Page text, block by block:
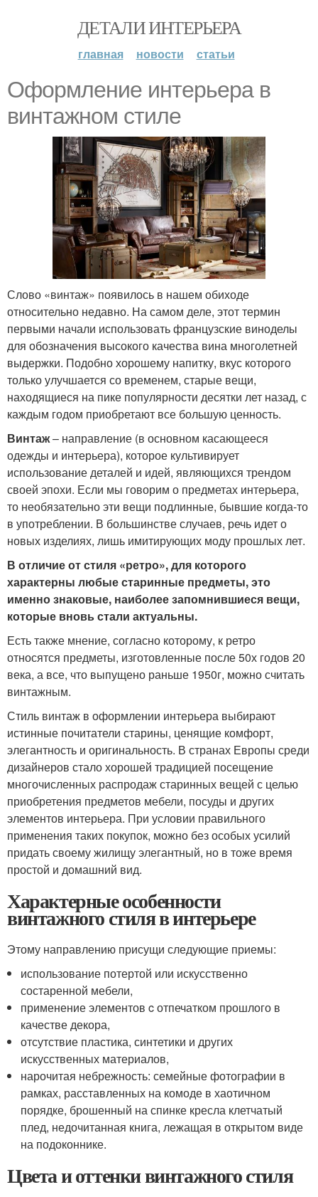
ДЕТАЛИ ИНТЕРЬЕРА
главная новости статьи
Оформление интерьера в
винтажном стиле
Слово «винтаж» появилось в нашем обиходе
относительно недавно. На самом деле, этот термин
первыми начали использовать французские виноделы
для обозначения высокого качества вина многолетней
выдержки. Подобно хорошему напитку, вкус которого
только улучшается со временем, старые вещи,
находящиеся на пике популярности десятки лет назад, с
каждым годом приобретают все большую ценность.
Винтаж– направление (в основном касающееся
одежды и интерьера), которое культивирует
использование деталей и идей, являющихся трендом
своей эпохи. Если мы говорим о предметах интерьера,
то необязательно эти вещи подлинные, бывшие когда-то
в употреблении. В большинстве случаев, речь идет о
новых изделиях, лишь имитирующих моду прошлых лет.
В отличие от стиля «ретро», для которого
характерны любые старинные предметы, это
именно знаковые, наиболее запомнившиеся вещи,
которые вновь стали актуальны.
Есть также мнение, согласно которому, к ретро
относятся предметы, изготовленные после 50х годов 20
века, а все, что выпущено раньше 1950г, можно считать
винтажным.
Стиль винтаж в оформлении интерьера выбирают
истинные почитатели старины, ценящие комфорт,
элегантность и оригинальность. В странах Европы среди
дизайнеров стало хорошей традицией посещение
многочисленных распродаж старинных вещей с целью
приобретения предметов мебели, посуды и других
элементов интерьера. При условии правильного
применения таких покупок, можно без особых усилий
придать своему жилищу элегантный, но в тоже время
простой и домашний вид.
Характерные особенности
винтажного стиля в интерьере
Этому направлению присущи следующие приемы:
использование потертой или искусственно
состаренной мебели,
применение элементов c отпечатком прошлого в
качестве декора,
отсутствие пластика, синтетики и других
искусственных материалов,
нарочитая небрежность: семейные фотографии в
рамках, расставленных на комоде в хаотичном
порядке, брошенный на спинке кресла клетчатый
плед, недочитанная книга, лежащая в открытом виде
на подоконнике.
Цвета и оттенки винтажного стиля